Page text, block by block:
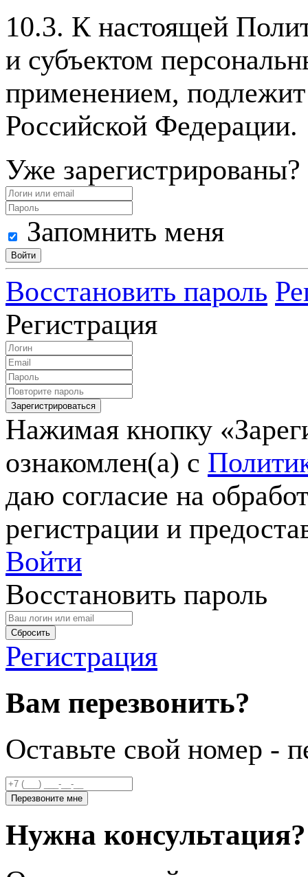
10.3. К настоящей
и субъектом
применением,
Российской Федерации.
Уже зарегистрированы?
Запомнить меня
Восстановить пароль
Регистрация
Нажимая кнопку
ознакомлен(а) с
даю согласие на
регистрации и
Войти
Восстановить пароль
Регистрация
Вам перезвонить?
Оставьте свой номер -
Нужна консультация?